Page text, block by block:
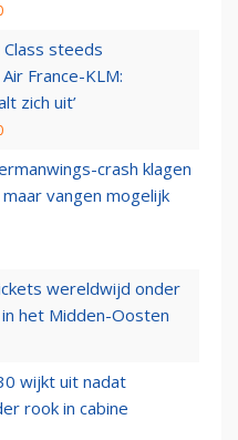
steeds
France-KLM:
zich uit’
crash klagen
vangen mogelijk
wereldwijd onder
het Midden-Oosten
wijkt uit nadat
rook in cabine